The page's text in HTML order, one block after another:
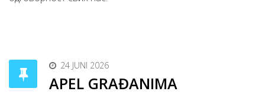
24 JUNI 2026
APEL GRAĐANIMA